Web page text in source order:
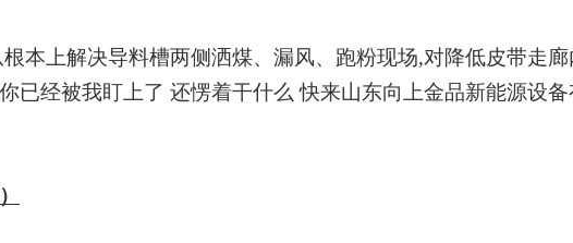
本上解决导料槽两侧洒煤、漏风、跑粉现场,对降低皮带走
已经被我盯上了 还愣着干什么 快来山东向上金品新能源设